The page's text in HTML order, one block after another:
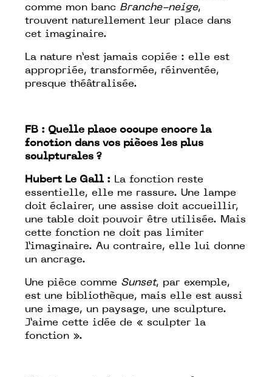
comme mon banc Branche-neige,
trouvent naturellement leur place dans
cet imaginaire.
La nature n’est jamais copiée : elle est
appropriée, transformée, réinventée,
presque théâtralisée.
FB : Quelle place occupe encore la
fonction dans vos pièces les plus
sculpturales ?
Hubert Le Gall : La fonction reste
essentielle, elle me rassure. Une lampe
doit éclairer, une assise doit accueillir,
une table doit pouvoir être utilisée. Mais
cette fonction ne doit pas limiter
l’imaginaire. Au contraire, elle lui donne
un ancrage.
Une pièce comme Sunset, par exemple,
est une bibliothèque, mais elle est aussi
une image, un paysage, une sculpture.
J’aime cette idée de « sculpter la
fonction ».